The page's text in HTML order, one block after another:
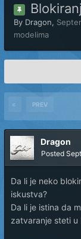
By Dragon,
modelima
PREV
Dragon
Posted
Da li je neko
iskustva?
Da li je istina da
zatvaranje steti u